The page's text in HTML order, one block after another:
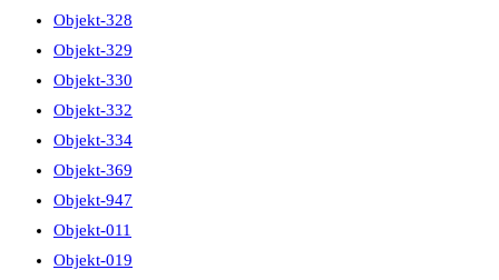
Objekt-328
Objekt-329
Objekt-330
Objekt-332
Objekt-334
Objekt-369
Objekt-947
Objekt-011
Objekt-019